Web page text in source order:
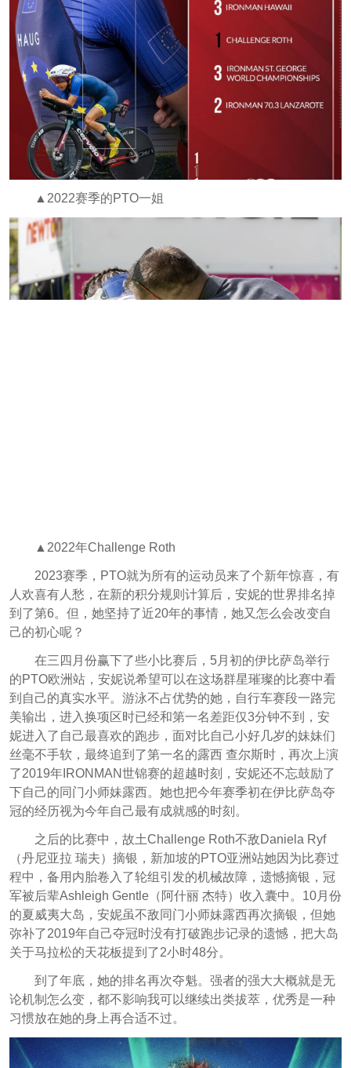
▲2022赛季的PTO一姐
▲2022年Challenge Roth
2023赛季，PTO就为所有的运动员来了个新年惊喜，有
人欢喜有人愁，在新的积分规则计算后，安妮的世界排名掉
到了第6。但，她坚持了近20年的事情，她又怎么会改变自
己的初心呢？
在三四月份赢下了些小比赛后，5月初的伊比萨岛举行
的PTO欧洲站，安妮说希望可以在这场群星璀璨的比赛中看
到自己的真实水平。游泳不占优势的她，自行车赛段一路完
美输出，进入换项区时已经和第一名差距仅3分钟不到，安
妮进入了自己最喜欢的跑步，面对比自己小好几岁的妹妹们
丝毫不手软，最终追到了第一名的露西 查尔斯时，再次上演
了2019年IRONMAN世锦赛的超越时刻，安妮还不忘鼓励了
下自己的同门小师妹露西。她也把今年赛季初在伊比萨岛夺
冠的经历视为今年自己最有成就感的时刻。
之后的比赛中，故土Challenge Roth不敌Daniela Ryf
（丹尼亚拉 瑞夫）摘银，新加坡的PTO亚洲站她因为比赛过
程中，备用内胎卷入了轮组引发的机械故障，遗憾摘银，冠
军被后辈Ashleigh Gentle（阿什丽 杰特）收入囊中。10月份
的夏威夷大岛，安妮虽不敌同门小师妹露西再次摘银，但她
弥补了2019年自己夺冠时没有打破跑步记录的遗憾，把大岛
关于马拉松的天花板提到了2小时48分。
到了年底，她的排名再次夺魁。强者的强大大概就是无
论机制怎么变，都不影响我可以继续出类拔萃，优秀是一种
习惯放在她的身上再合适不过。